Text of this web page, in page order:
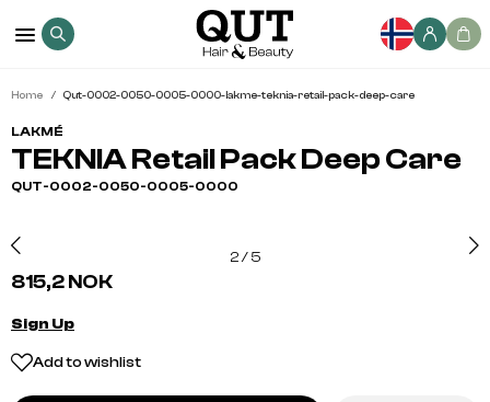
Home Qut-0002-0050-0005-0000-lakme-teknia-retail-pack-deep-care
LAKMÉ
TEKNIA Retail Pack Deep Care
QUT-0002-0050-0005-0000
2/5
815,2 NOK
Sign Up
Add to wishlist